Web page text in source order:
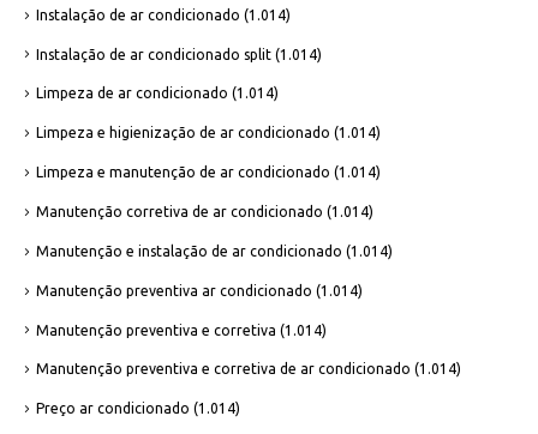
Instalação de ar condicionado (1.014)
Instalação de ar condicionado split (1.014)
Limpeza de ar condicionado (1.014)
Limpeza e higienização de ar condicionado (1.014)
Limpeza e manutenção de ar condicionado (1.014)
Manutenção corretiva de ar condicionado (1.014)
Manutenção e instalação de ar condicionado (1.014)
Manutenção preventiva ar condicionado (1.014)
Manutenção preventiva e corretiva (1.014)
Manutenção preventiva e corretiva de ar condicionado (1.014)
Preço ar condicionado (1.014)